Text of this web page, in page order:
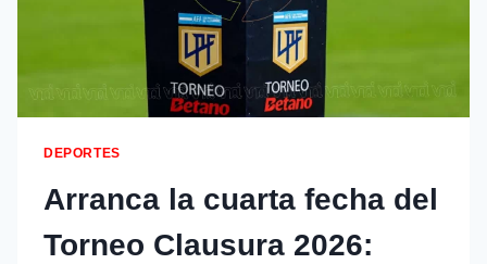
DEPORTES
Arranca la cuarta fecha del
Torneo Clausura 2026: